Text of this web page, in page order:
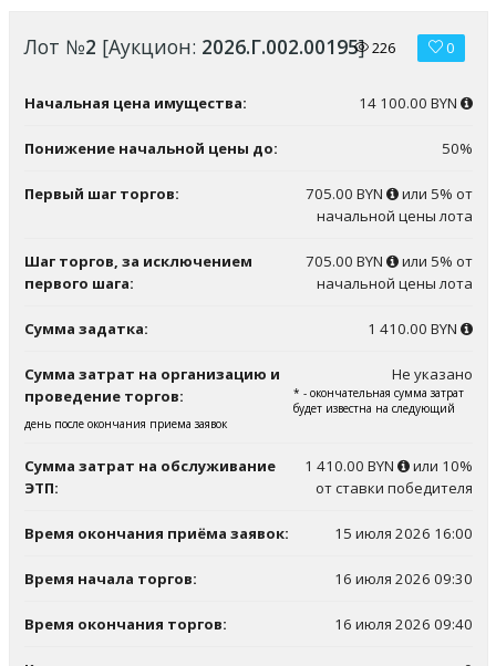
Лот №2 [Аукцион: 2026.Г.002.00195] 226 0
Начальная цена имущества: 14 100.00 BYN
Понижение начальной цены до: 50%
Первый шаг торгов: 705.00 BYN
или 5% от
начальной цены лота
Шаг торгов, за исключением
первого шага:
705.00 BYN
или 5% от
начальной цены лота
Сумма задатка: 1 410.00 BYN
Сумма затрат на организацию и
проведение торгов:
Не указано
* - окончательная сумма затрат
будет известна на следующий
день после окончания приема заявок
Сумма затрат на обслуживание
ЭТП:
1 410.00 BYN
или 10%
от ставки победителя
Время окончания приёма заявок: 15 июля 2026 16:00
Время начала торгов: 16 июля 2026 09:30
Время окончания торгов: 16 июля 2026 09:40